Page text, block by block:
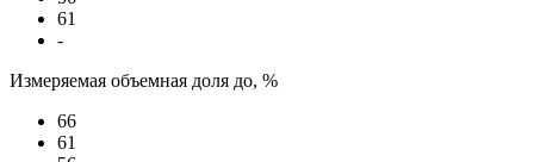
61
-
Измеряемая объемная доля до, %
66
61